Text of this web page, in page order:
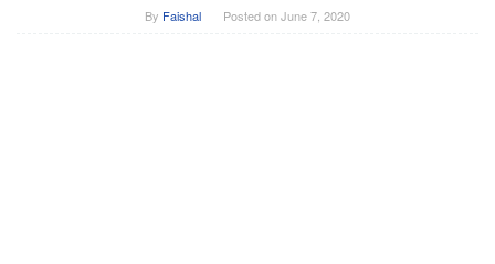
By Faishal Posted onJune 7, 2020